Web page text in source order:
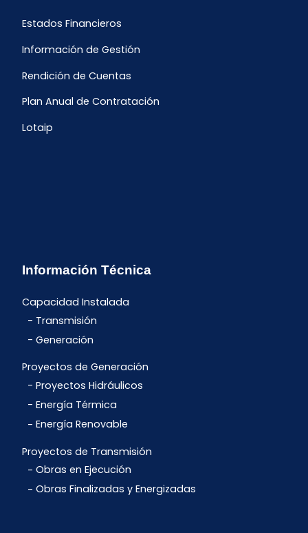
Estados Financieros
Información de Gestión
Rendición de Cuentas
Plan Anual de Contratación
Lotaip
Información Técnica
Capacidad Instalada
Transmisión
Generación
Proyectos de Generación
Proyectos Hidráulicos
Energía Térmica
Energía Renovable
Proyectos de Transmisión
Obras en Ejecución
Obras Finalizadas y Energizadas